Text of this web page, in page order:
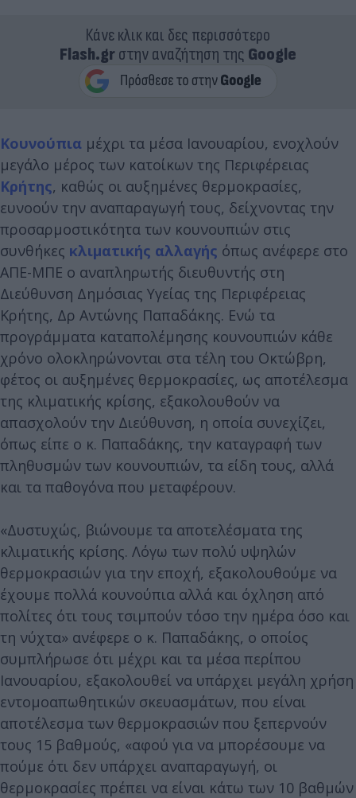
Κάνε κλικ και δες περισσότερο
Flash.grστην αναζήτηση της Google
Κουνούπια μέχρι τα μέσα Ιανουαρίου, ενοχλούν
μεγάλο μέρος των κατοίκων της Περιφέρειας
Κρήτης, καθώς οι αυξημένες θερμοκρασίες,
ευνοούν την αναπαραγωγή τους, δείχνοντας την
προσαρμοστικότητα των κουνουπιών στις
συνθήκες κλιματικής αλλαγής όπως ανέφερε στο
ΑΠΕ-ΜΠΕ ο αναπληρωτής διευθυντής στη
Διεύθυνση Δημόσιας Υγείας της Περιφέρειας
Κρήτης, Δρ Αντώνης Παπαδάκης. Ενώ τα
προγράμματα καταπολέμησης κουνουπιών κάθε
χρόνο ολοκληρώνονται στα τέλη του Οκτώβρη,
φέτος οι αυξημένες θερμοκρασίες, ως αποτέλεσμα
της κλιματικής κρίσης, εξακολουθούν να
απασχολούν την Διεύθυνση, η οποία συνεχίζει,
όπως είπε ο κ. Παπαδάκης, την καταγραφή των
πληθυσμών των κουνουπιών, τα είδη τους, αλλά
και τα παθογόνα που μεταφέρουν.
«Δυστυχώς, βιώνουμε τα αποτελέσματα της
κλιματικής κρίσης. Λόγω των πολύ υψηλών
θερμοκρασιών για την εποχή, εξακολουθούμε να
έχουμε πολλά κουνούπια αλλά και όχληση από
πολίτες ότι τους τσιμπούν τόσο την ημέρα όσο και
τη νύχτα» ανέφερε ο κ. Παπαδάκης, ο οποίος
συμπλήρωσε ότι μέχρι και τα μέσα περίπου
Ιανουαρίου, εξακολουθεί να υπάρχει μεγάλη χρήση
εντομοαπωθητικών σκευασμάτων, που είναι
αποτέλεσμα των θερμοκρασιών που ξεπερνούν
τους 15 βαθμούς, «αφού για να μπορέσουμε να
πούμε ότι δεν υπάρχει αναπαραγωγή, οι
θερμοκρασίες πρέπει να είναι κάτω των 10 βαθμών